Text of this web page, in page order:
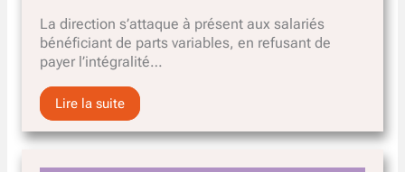
La direction s’attaque à présent aux salariés
bénéficiant de parts variables, en refusant de
payer l’intégralité…
Lire la suite